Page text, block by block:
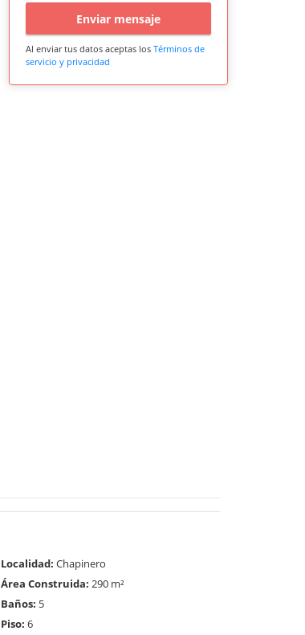
Enviar mensaje
Al enviar tus datos aceptas los Términos de
servicio y privacidad
Localidad: Chapinero
Área Construida: 290 m²
Baños: 5
Piso: 6